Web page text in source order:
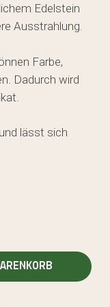
Edelstein
Ausstrahlung.
Farbe,
Dadurch wird
lässt sich